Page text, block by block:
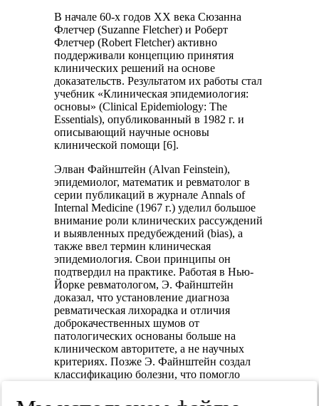
В начале 60-х годов XX века Сюзанна
Флетчер (Suzanne Fletcher) и Роберт
Флетчер (Robert Fletcher) активно
поддерживали концепцию принятия
клинических решений на основе
доказательств. Результатом их работы стал
учебник «Клиническая эпидемиология:
основы» (Clinical Epidemiology: The
Essentials), опубликованный в 1982 г. и
описывающий научные основы
клинической помощи [6].
Элван Файнштейн (Alvan Feinstein),
эпидемиолог, математик и ревматолог в
серии публикаций в журнале Annals of
Internal Medicine (1967 г.) уделил большое
внимание роли клинических рассуждений
и выявленных предубеждений (bias), а
также ввел термин клиническая
эпидемиология. Свои принципы он
подтвердил на практике. Работая в Нью-
Йорке ревматологом, Э. Файнштейн
доказал, что установление диагноза
ревматическая лихорадка и отличия
доброкачественных шумов от
патологических основаны больше на
клиническом авторитете, а не научных
критериях. Позже Э. Файнштейн создал
классификацию болезни, что помогло